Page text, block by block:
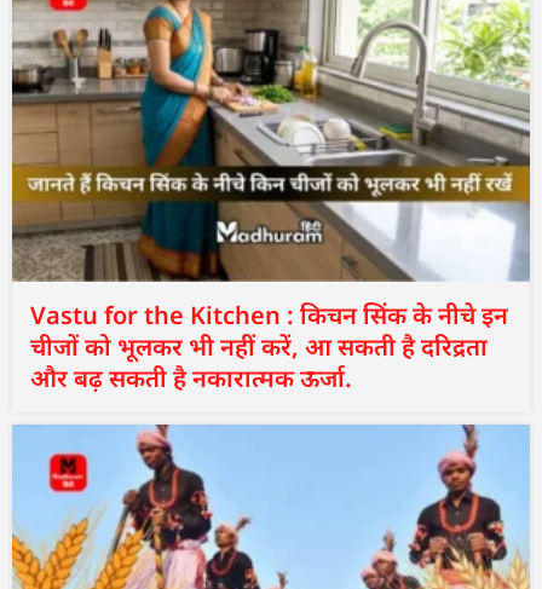
Vastu for the Kitchen : किचन सिंक के नीचे इन
चीजों को भूलकर भी नहीं करें, आ सकती है दरिद्रता
और बढ़ सकती है नकारात्मक ऊर्जा.